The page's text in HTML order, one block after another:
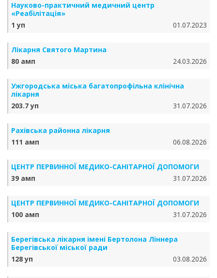
Науково-практичний медичний центр
«Реабілітація»
1 уп
01.07.2023
Лікарня Святого Мартина
80 амп
24.03.2026
Ужгородська міська багатопрофільна клінічна
лікарня
203.7 уп
31.07.2026
Рахівська районна лікарня
111 амп
06.08.2026
ЦЕНТР ПЕРВИННОЇ МЕДИКО-САНІТАРНОЇ ДОПОМОГИ
39 амп
31.07.2026
ЦЕНТР ПЕРВИННОЇ МЕДИКО-САНІТАРНОЇ ДОПОМОГИ
100 амп
31.07.2026
Берегівська лікарня імені Бертолона Ліннера
Берегівської міської ради
128 уп
03.08.2026